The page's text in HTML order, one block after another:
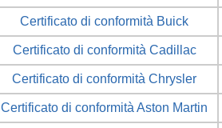
Certificato di conformità Buick
Certificato di conformità Cadillac
Certificato di conformità Chrysler
Certificato di conformità Aston Martin